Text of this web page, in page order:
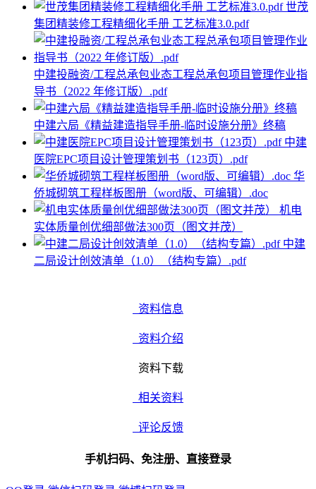
世茂
集团精装修工程精细化手册 工艺标准3.0.pdf
中建投融资/工程总承包业态工程总承包项目管理作业指
导书（2022 年修订版）.pdf
中建六局《精益建造指导手册-临时设施分册》终稿
中建
医院EPC项目设计管理策划书（123页）.pdf
华
侨城砌筑工程样板图册（word版、可编辑）.doc
机电
实体质量创优细部做法300页（图文并茂）
中建
二局设计创效清单（1.0）（结构专篇）.pdf
资料信息
资料介绍
资料下载
相关资料
评论反馈
手机扫码、免注册、直接登录